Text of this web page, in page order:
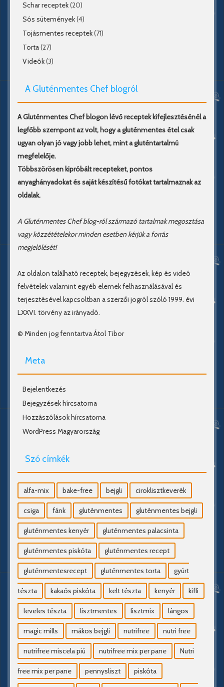
Schar receptek(20)
Sós sütemények(4)
Tojásmentes receptek(71)
Torta(27)
Videók(3)
A Gluténmentes Chef blogról
A Gluténmentes Chef blogon lévő receptek kifejlesztésénél a
legfőbb szempont az volt, hogy a gluténmentes étel csak
ugyan olyan jó vagy jobb lehet, mint a gluténtartalmú
megfelelője.
Többszörösen kipróbált recepteket, pontos
anyaghányadokat és saját készítésű fotókat tartalmaznak az
oldalak.
A Gluténmentes Chef blog-ról származó tartalmak megosztása
vagy közzétételekor minden esetben kérjük a forrás
megjelölését!
Az oldalon található receptek, bejegyzések, kép és videó
felvételek valamint egyéb elemek felhasználásával és
terjesztésével kapcsoltban a szerzői jogról szóló 1999. évi
LXXVI. törvény az irányadó.
© Minden jog fenntartva Átol Tibor
Meta
Bejelentkezés
Bejegyzések hírcsatorna
Hozzászólások hírcsatorna
WordPress Magyarország
Szó címkék
alfa-mix bake-free bejgli ciroklisztkeverék
csiga fánk gluténmentes gluténmentes bejgli
gluténmentes kenyér gluténmentes palacsinta
gluténmentes piskóta gluténmentes recept
gluténmentesrecept gluténmentes torta gyúrt
tészta kakaós piskóta kelt tészta kenyér kifli
leveles tészta lisztmentes lisztmix lángos
magic mills mákos bejgli nutrifree nutri free
nutrifree miscela piú nutrifree mix per pane Nutri
free mix per pane pennysliszt piskóta